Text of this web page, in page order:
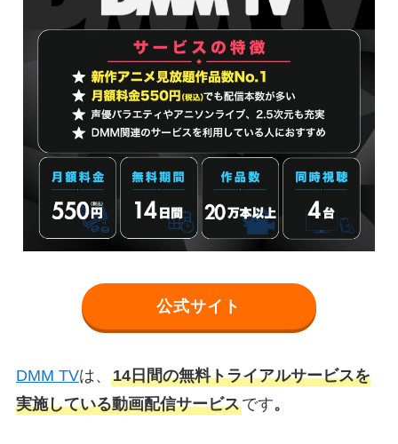
公式サイト
DMM TVは、 14日間の無料トライアルサービスを
実施している動画配信サービスです。